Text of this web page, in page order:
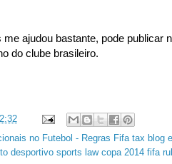
ajudou bastante, pode publicar
do clube brasileiro.
no Futebol - Regras Fifa tax blog
desportivo sports law copa 2014 fifa